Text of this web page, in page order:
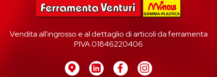
Vendita all'ingrosso e al dettaglio di articoli da ferramenta
P.IVA 01846220406